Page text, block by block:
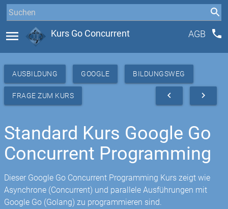
menu Kurs Go Concurrent AGB phone
AUSBILDUNG GOOGLE BILDUNGSWEG
FRAGE ZUM KURS navigate_next
navigate_before
Standard Kurs Google Go
Concurrent Programming
Dieser Google Go Concurrent Programming Kurs zeigt wie
Asynchrone (Concurrent) und parallele Ausführungen mit
Google Go (Golang) zu programmieren sind.